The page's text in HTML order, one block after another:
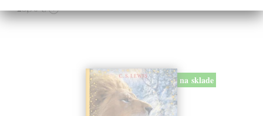
28,90 € ?
na sklade